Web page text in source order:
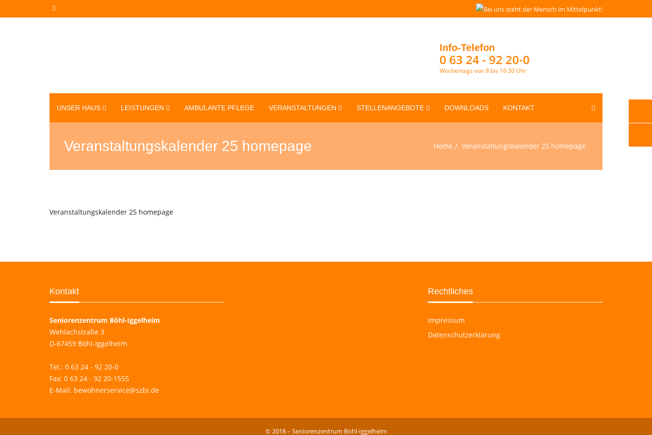
Info-Telefon
0 63 24 - 92 20-0
Wochentags von 8 bis 16:30 Uhr
UNSER HAUS LEISTUNGEN AMBULANTE PFLEGE VERANSTALTUNGEN STELLENANGEBOTE DOWNLOADS KONTAKT
Veranstaltungskalender 25 homepage Home Veranstaltungskalender 25 homepage
Veranstaltungskalender 25 homepage
Kontakt
Seniorenzentrum Böhl-Iggelheim
Wehlachstraße 3
D-67459 Böhl-Iggelheim
Tel.: 0 63 24 - 92 20-0
Fax: 0 63 24 - 92 20-1555
E-Mail: bewohnerservice@szbi.de
Rechtliches
Impressum
Datenschutzerklärung
© 2018 – Seniorenzentrum Böhl-Iggelheim